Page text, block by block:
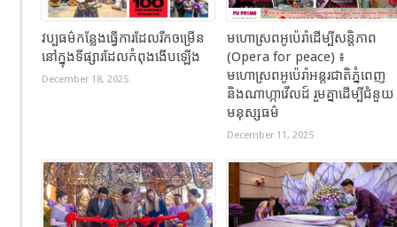
វប្បធម៌កន្លែងធ្វើការដែលរីកចម្រើន
នៅក្នុងទីផ្សារដែលកំពុងងើបឡើង
December 18, 2025
មហោស្រពអូប៉េរ៉ាដើម្បីសន្តិភាព
(Opera for peace) ៖
មហោស្រពអូប៉េរ៉ាអន្តរជាតិភ្នំពេញ
និងណាហ្កាវើលដ៍ រួមគ្នាដើម្បីជំនួយ
មនុស្សធម៌
December 11, 2025